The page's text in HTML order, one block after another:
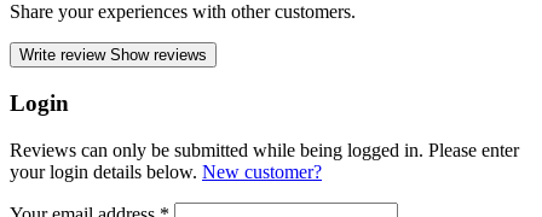
Share your experiences with other customers.
Write review Show reviews
Login
Reviews can only be submitted while being logged in. Please enter
your login details below. New customer?